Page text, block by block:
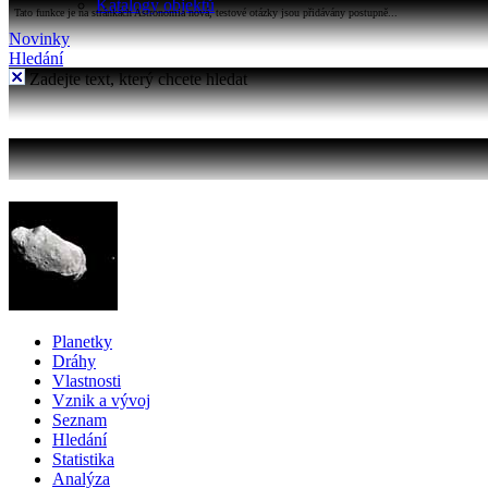
Katalogy objektů
Tato funkce je na stránkách Astronomia nová, testové otázky jsou přidávány postupně...
Novinky
Hledání
Zadejte text, který chcete hledat
Planetky
Dráhy
Vlastnosti
Vznik a vývoj
Seznam
Hledání
Statistika
Analýza